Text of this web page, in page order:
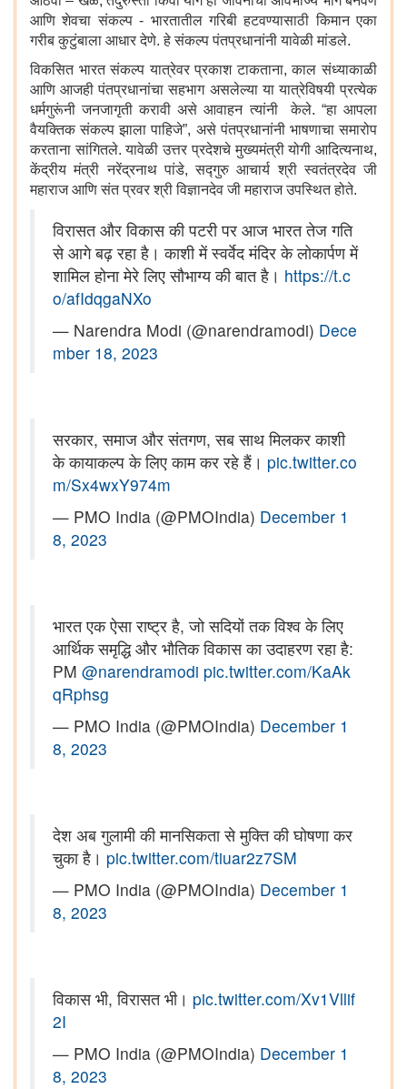
आणि शेवचा संकल्प - भारतातील गरिबी हटवण्यासाठी किमान एका
गरीब कुटुंबाला आधार देणे. हे संकल्प पंतप्रधानांनी यावेळी मांडले.
विकसित भारत संकल्प यात्रेवर प्रकाश टाकताना, काल संध्याकाळी
आणि आजही पंतप्रधानांचा सहभाग असलेल्या या यात्रेविषयी प्रत्येक
धर्मगुरूंनी जनजागृती करावी असे आवाहन त्यांनी केले. “हा आपला
वैयक्तिक संकल्प झाला पाहिजे”, असे पंतप्रधानांनी भाषणाचा समारोप
करताना सांगितले. यावेळी उत्तर प्रदेशचे मुख्यमंत्री योगी आदित्यनाथ,
केंद्रीय मंत्री नरेंद्रनाथ पांडे, सद्गुरु आचार्य श्री स्वतंत्रदेव जी
महाराज आणि संत प्रवर श्री विज्ञानदेव जी महाराज उपस्थित होते.
विरासत और विकास की पटरी पर आज भारत तेज गति
से आगे बढ़ रहा है। काशी में स्वर्वेद मंदिर के लोकार्पण में
शामिल होना मेरे लिए सौभाग्य की बात है। https://t.c
o/afIdqgaNXo
— Narendra Modi (@narendramodi) Dece
mber 18, 2023
सरकार, समाज और संतगण, सब साथ मिलकर काशी
के कायाकल्प के लिए काम कर रहे हैं। pic.twitter.co
m/Sx4wxY974m
— PMO India (@PMOIndia) December 1
8, 2023
भारत एक ऐसा राष्ट्र है, जो सदियों तक विश्व के लिए
आर्थिक समृद्धि और भौतिक विकास का उदाहरण रहा है:
PM @narendramodi pic.twitter.com/KaAk
qRphsg
— PMO India (@PMOIndia) December 1
8, 2023
देश अब गुलामी की मानसिकता से मुक्ति की घोषणा कर
चुका है। pic.twitter.com/tiuar2z7SM
— PMO India (@PMOIndia) December 1
8, 2023
विकास भी, विरासत भी। pic.twitter.com/Xv1Vllif
2I
— PMO India (@PMOIndia) December 1
8, 2023